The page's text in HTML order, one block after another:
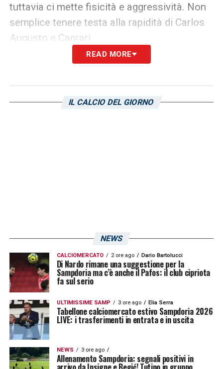
tuttavia ci mette fisicità e aggressività. Non
semplice tenere testa alla rapidità di Carlos
Augusto e Caprari.
L’esterno algerino ripaga la
scaturisce la rete del raddoppio blucerchiato
Cuisance 5,5 –Debutto incolore per il
centrocampista francese. Ci vuole tempo
(dal 46′Rincon 6 –Offre grinta ed
esperienza nel momento cruciale della
partita).
Augello 6 –Croce e delizia della Sampdoria.
Sfiora l’eurogol e salva un gol già fatto di
Mota a due passi dalla porta. Nel mezzo,
READ MORE
IL CALCIO DEL GIORNO
NEWS
CALCIOMERCATO 2 ore ago Dario Bartolucci
Di Nardo rimane una suggestione per la
Sampdoria ma c’è anche il Pafos: il club cipriota
fa sul serio
ULTIMISSIME SAMP 3 ore ago Elia Serra
Tabellone calciomercato estivo Sampdoria 2026
LIVE: i trasferimenti in entrata e in uscita
NEWS 3 ore ago
Allenamento Sampdoria: segnali positivi in